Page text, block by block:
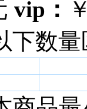
vip：
下数